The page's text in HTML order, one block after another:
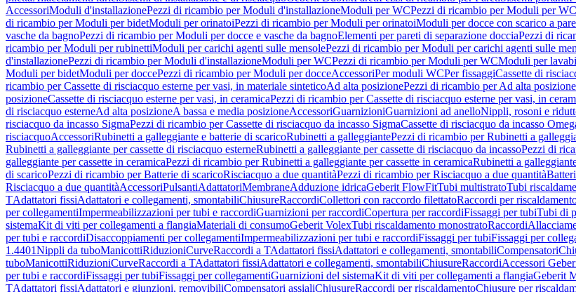
AccessoriModuli d'installazionePezzi di ricambio per Moduli d'installazioneModuli per WCPezzi di ricambio per Moduli per WC
di ricambio per Moduli per bidetModuli per orinatoiPezzi di ricambio per Moduli per orinatoiModuli per docce con scarico a
vasche da bagnoPezzi di ricambio per Moduli per docce e vasche da bagnoElementi per pareti di separazione docciaPezzi di
ricambio per Moduli per rubinettiModuli per carichi agenti sulle mensolePezzi di ricambio per Moduli per carichi agenti sulle
d'installazionePezzi di ricambio per Moduli d'installazioneModuli per WCPezzi di ricambio per Moduli per WCModuli per lavabi
Moduli per bidetModuli per doccePezzi di ricambio per Moduli per docceAccessoriPer moduli WCPer fissaggiCassette di
ricambio per Cassette di risciacquo esterne per vasi, in materiale sinteticoAd alta posizionePezzi di ricambio per Ad alta posizione
posizioneCassette di risciacquo esterne per vasi, in ceramicaPezzi di ricambio per Cassette di risciacquo esterne per vasi, in
di risciacquo esterneAd alta posizioneA bassa e media posizioneAccessoriGuarnizioniGuarnizioni ad anelloNippli, rosoni e
risciacquo da incasso SigmaPezzi di ricambio per Cassette di risciacquo da incasso SigmaCassette di risciacquo da incasso
risciacquoAccessoriRubinetti a galleggiante e batterie di scaricoRubinetti a galleggiantePezzi di ricambio per Rubinetti a
Rubinetti a galleggiante per cassette di risciacquo esterneRubinetti a galleggiante per cassette di risciacquo da incassoPezzi di
galleggiante per cassette in ceramicaPezzi di ricambio per Rubinetti a galleggiante per cassette in ceramicaRubinetti a
di scaricoPezzi di ricambio per Batterie di scaricoRisciacquo a due quantitàPezzi di ricambio per Risciacquo a due quantità
Risciacquo a due quantitàAccessoriPulsantiAdattatoriMembraneAdduzione idricaGeberit FlowFitTubi multistratoTubi
TAdattatori fissiAdattatori e collegamenti, smontabiliChiusureRaccordiCollettori con raccordo filettatoRaccordi per
per collegamentiImpermeabilizzazioni per tubi e raccordiGuarnizioni per raccordiCopertura per raccordiFissaggi per tubiTubi di
sistemaKit di viti per collegamenti a flangiaMateriali di consumoGeberit VolexTubi riscaldamento monostratoRaccordi
per tubi e raccordiDisaccoppiamenti per collegamentiImpermeabilizzazioni per tubi e raccordiFissaggi per tubiFissaggi per
1.4401Nippli da tuboManicottiRiduzioniCurveRaccordi a TAdattatori fissiAdattatori e collegamenti, smontabiliCompensatori
tuboManicottiRiduzioniCurveRaccordi a TAdattatori fissiAdattatori e collegamenti, smontabiliChiusureRaccordiAccessori
per tubi e raccordiFissaggi per tubiFissaggi per collegamentiGuarnizioni del sistemaKit di viti per collegamenti a flangiaGeberit
TAdattatori fissiAdattatori e giunzioni, removibiliCompensatori assialiChiusureRaccordi per riscaldamentoChiusure per